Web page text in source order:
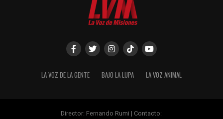
LA VOZ DE LA GENTE BAJO LA LUPA LA VOZ ANIMAL
Director: Fernando Rumi | Contacto: